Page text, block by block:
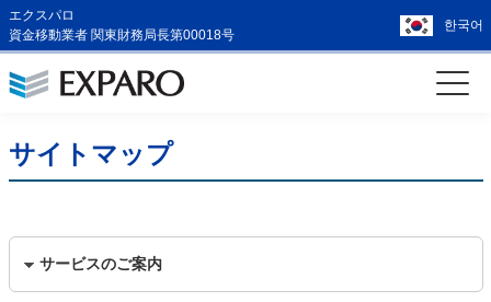
エクスパロ
資金移動業者 関東財務局長第00018号
한국어
サイトマップ
サービスのご案内